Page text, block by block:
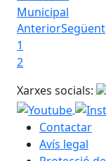
Biblioteca
Municipal
Anterior
1
2
Xarxes socials: